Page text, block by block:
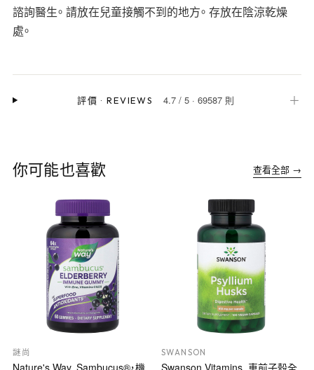
諮詢醫生。 請放在兒童接觸不到的地方。 存放在陰涼乾燥
處。
評價 ·REVIEWS 4.7/ 5· 69587 則 ＋
你可能也喜歡 查看全部 →
謎尚 SWANSON